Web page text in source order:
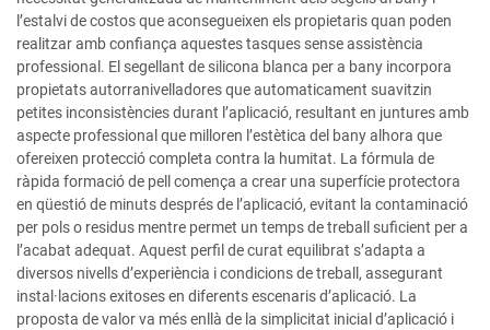
l’estalvi de costos que aconsegueixen els propietaris quan poden
realitzar amb confiança aquestes tasques sense assistència
professional. El segellant de silicona blanca per a bany incorpora
propietats autorranivelladores que automaticament suavitzin
petites inconsistències durant l’aplicació, resultant en juntures amb
aspecte professional que milloren l’estètica del bany alhora que
ofereixen protecció completa contra la humitat. La fórmula de
ràpida formació de pell comença a crear una superfície protectora
en qüestió de minuts després de l’aplicació, evitant la contaminació
per pols o residus mentre permet un temps de treball suficient per a
l’acabat adequat. Aquest perfil de curat equilibrat s’adapta a
diversos nivells d’experiència i condicions de treball, assegurant
instal·lacions exitoses en diferents escenaris d’aplicació. La
proposta de valor va més enllà de la simplicitat inicial d’aplicació i